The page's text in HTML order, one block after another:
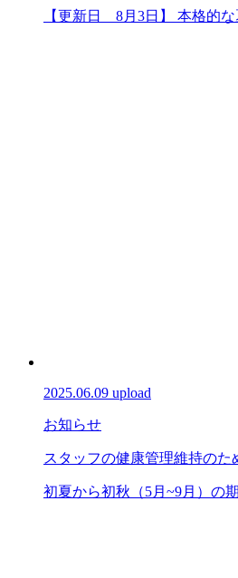
【更新日 8月3日】 本格的
2025.06.09 upload
お知らせ
スタッフの健康管理維持のた
初夏から初秋（5月~9月）の